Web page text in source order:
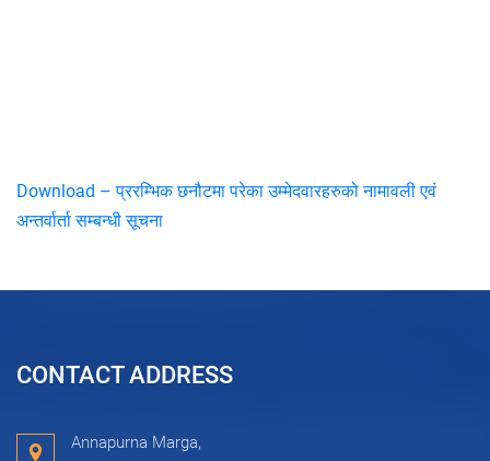
Download – प्ररम्भिक छनौटमा परेका उम्मेदवारहरुको नामावली एवं
अन्तर्वार्ता सम्बन्धी सूचना
CONTACT ADDRESS
Annapurna Marga,